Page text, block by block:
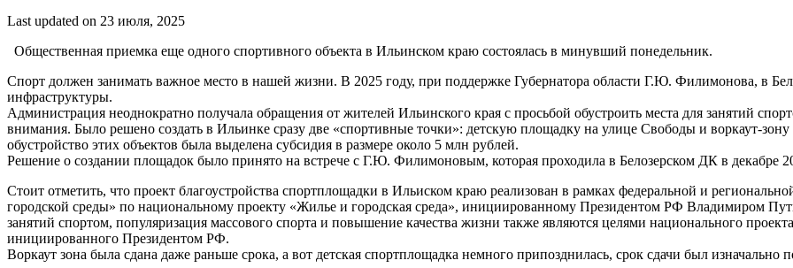
Last updated on 23 июля, 2025
Общественная приемка еще одного спортивного объекта в Ильинском краю состоялась в минувший понедельник.
Спорт должен занимать важное место в нашей жизни. В 2025 году, при поддержке Губернатора области Г.Ю. Филимонова, в
инфраструктуры.
Администрация неоднократно получала обращения от жителей Ильинского края с просьбой обустроить места для занятий
внимания. Было решено создать в Ильинке сразу две «спортивные точки»: детскую площадку на улице Свободы и воркаут-
обустройство этих объектов была выделена субсидия в размере около 5 млн рублей.
Решение о создании площадок было принято на встрече с Г.Ю. Филимоновым, которая проходила в Белозерском ДК в декабре
Стоит отметить, что проект благоустройства спортплощадки в Ильиском краю реализован в рамках федеральной и
городской среды» по национальному проекту «Жилье и городская среда», инициированному Президентом РФ Владимиром
занятий спортом, популяризация массового спорта и повышение качества жизни также являются целями национального
инициированного Президентом РФ.
Воркаут зона была сдана даже раньше срока, а вот детская спортплощадка немного припозднилась, срок сдачи был